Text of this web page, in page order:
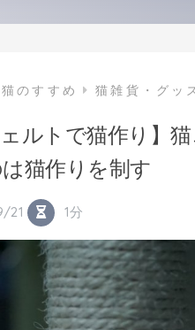
猫のすすめ 猫雑貨・グッ
ェルトで猫作り】
猫作りを制す
21 1分